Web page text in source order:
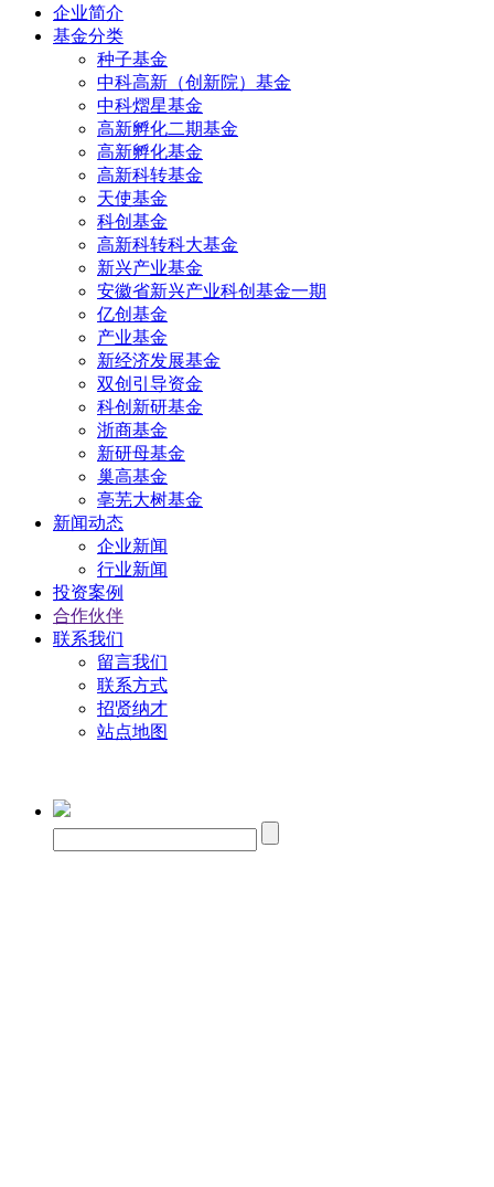
企业简介
基金分类
种子基金
中科高新（创新院）基金
中科熠星基金
高新孵化二期基金
高新孵化基金
高新科转基金
天使基金
科创基金
高新科转科大基金
新兴产业基金
安徽省新兴产业科创基金一期
亿创基金
产业基金
新经济发展基金
双创引导资金
科创新研基金
浙商基金
新研母基金
巢高基金
亳芜大树基金
新闻动态
企业新闻
行业新闻
投资案例
合作伙伴
联系我们
留言我们
联系方式
招贤纳才
站点地图